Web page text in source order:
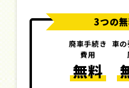
3つの
廃車手続き
費用
無料
車の